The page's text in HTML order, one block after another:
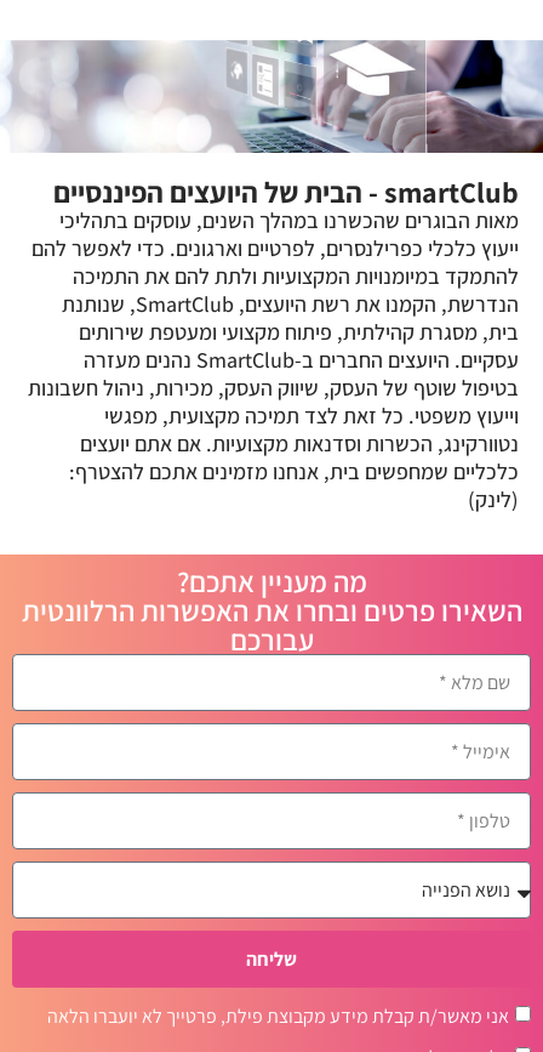
smartClub - הבית של היועצים הפיננסיים
מאות הבוגרים שהכשרנו במהלך השנים, עוסקים בתהליכי
ייעוץ כלכלי כפרילנסרים, לפרטיים וארגונים. כדי לאפשר להם
להתמקד במיומנויות המקצועיות ולתת להם את התמיכה
הנדרשת, הקמנו את רשת היועצים, SmartClub, שנותנת
בית, מסגרת קהילתית, פיתוח מקצועי ומעטפת שירותים
עסקיים. היועצים החברים ב-SmartClub נהנים מעזרה
בטיפול שוטף של העסק, שיווק העסק, מכירות, ניהול חשבונות
וייעוץ משפטי. כל זאת לצד תמיכה מקצועית, מפגשי
נטוורקינג, הכשרות וסדנאות מקצועיות. אם אתם יועצים
כלכליים שמחפשים בית, אנחנו מזמינים אתכם להצטרף:
(לינק)
מה מעניין אתכם?
השאירו פרטים ובחרו את האפשרות הרלוונטית
עבורכם
אני מאשר/ת קבלת מידע מקבוצת פילת, פרטייך לא יועברו הלאה
שליחה